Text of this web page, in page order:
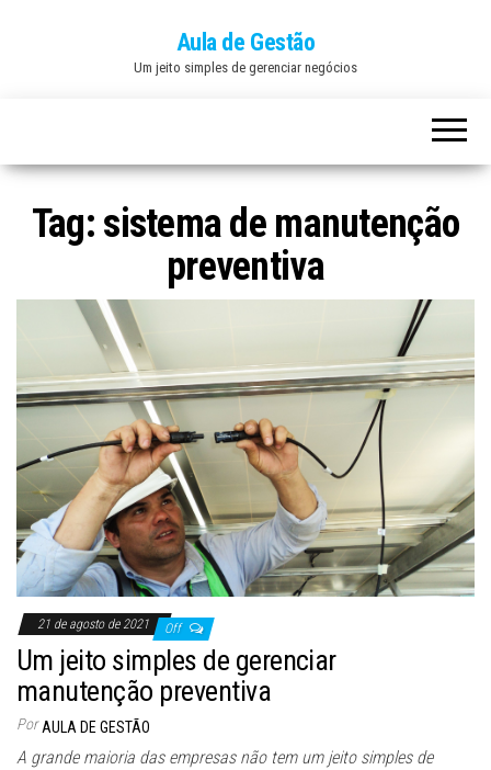
Aula de Gestão
Um jeito simples de gerenciar negócios
Tag: sistema de manutenção
preventiva
21 de agosto de 2021 Off
Um jeito simples de gerenciar
manutenção preventiva
Por AULA DE GESTÃO
A grande maioria das empresas não tem um jeito simples de